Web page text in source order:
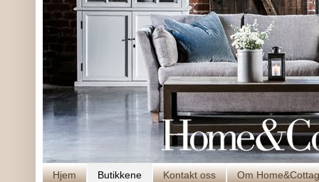
Hjem Butikkene Kontakt oss Om